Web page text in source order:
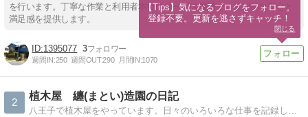
を行います。丁寧な作業と利用者本位のサービス展開で、長期的な安心と
満足感を提供します。
1395077 3
週間IN:250 週間OUT:290 月間IN:1070
2
植木屋 纏(まとい)造園の日記
八王子で植木屋をやっています。日々のいろいろな仕事を記録します。
【Tips】気になるブログをフォロー。
登録不要。更新を逃さずキャッチ！
閉じる